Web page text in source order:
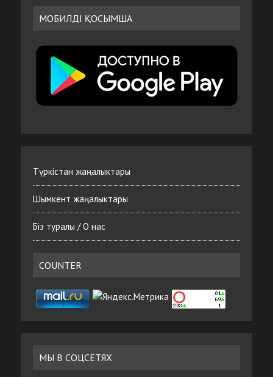
МОБИЛДІ ҚОСЫМША
Түркістан жаңалыктары
Шымкент жаңалыктары
Біз туралы / О нас
COUNTER
МЫ В СОЦСЕТЯХ